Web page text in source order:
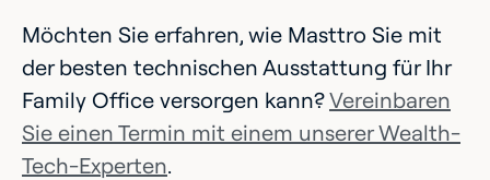
Möchten Sie erfahren, wie Masttro Sie mit
der besten technischen Ausstattung für Ihr
Family Office versorgen kann?Vereinbaren
Sie einen Termin mit einem unserer Wealth-
Tech-Experten.